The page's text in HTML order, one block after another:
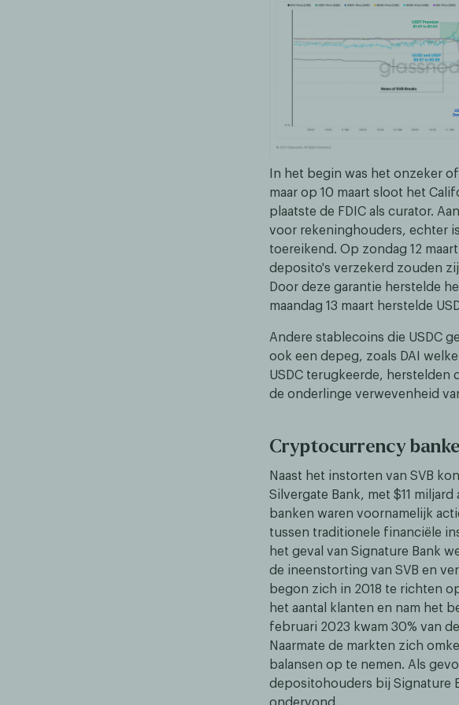
In het begin was het onzeker
maar op 10 maart sloot het
plaatste de FDIC als curator.
voor rekeninghouders, echter
toereikend. Op zondag 12
deposito's verzekerd zouden
Door deze garantie herstelde
maandag 13 maart herstelde
Andere stablecoins die USDC
ook een depeg, zoals DAI
USDC terugkeerde, herstelden
de onderlinge verwevenheid
Cryptocurrency
Naast het instorten van SVB
Silvergate Bank, met $11
banken waren voornamelijk
tussen traditionele financiële
het geval van Signature Bank
de ineenstorting van SVB en
begon zich in 2018 te richten
het aantal klanten en nam het
februari 2023 kwam 30% van
Naarmate de markten zich
balansen op te nemen. Als
depositohouders bij Signature